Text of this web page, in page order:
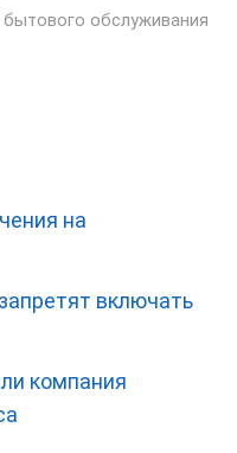
обслуживания
на
включать
компания